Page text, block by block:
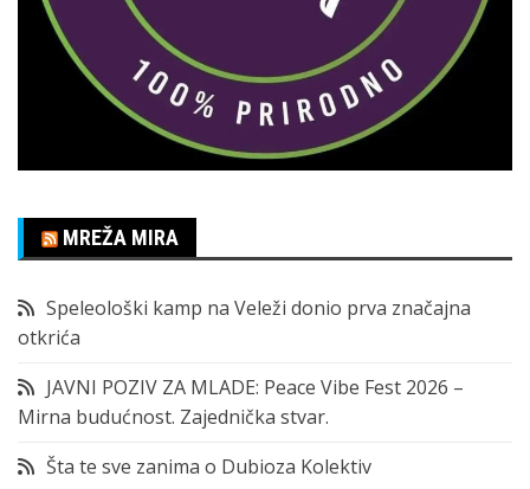
MREŽA MIRA
Speleološki kamp na Veleži donio prva značajna
otkrića
JAVNI POZIV ZA MLADE: Peace Vibe Fest 2026 –
Mirna budućnost. Zajednička stvar.
Šta te sve zanima o Dubioza Kolektiv